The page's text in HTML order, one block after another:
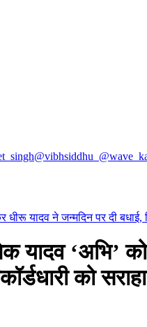
@vibhsiddhu_
यादव ने जन्मदिन पर दी बधाई,
यादव ‘अभि’
को सराहा